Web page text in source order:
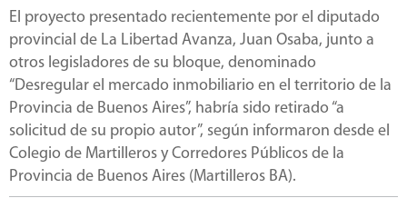
El proyecto presentado recientemente por el diputado
provincial de La Libertad Avanza, Juan Osaba, junto a
otros legisladores de su bloque, denominado
“Desregular el mercado inmobiliario en el territorio de la
Provincia de Buenos Aires”, habría sido retirado “a
solicitud de su propio autor”, según informaron desde el
Colegio de Martilleros y Corredores Públicos de la
Provincia de Buenos Aires (Martilleros BA).